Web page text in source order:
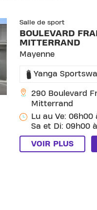
Salle de sport
BOULEVARD
MITTERRAND
Mayenne
Yanga
290 Boulevard
Mitterrand
Lu au Ve: 06h00
Sa et Di: 09h00
VOIR PLUS